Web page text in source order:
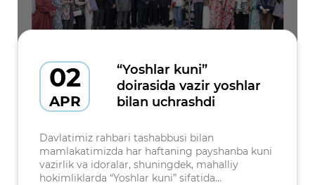
02
APR
“Yoshlar kuni”
doirasida vazir yoshlar
bilan uchrashdi
Davlatimiz rahbari tashabbusi bilan
mamlakatimizda har haftaning payshanba kuni
vazirlik va idoralar, shuningdek, mahalliy
hokimliklarda “Yoshlar kuni” sifatida